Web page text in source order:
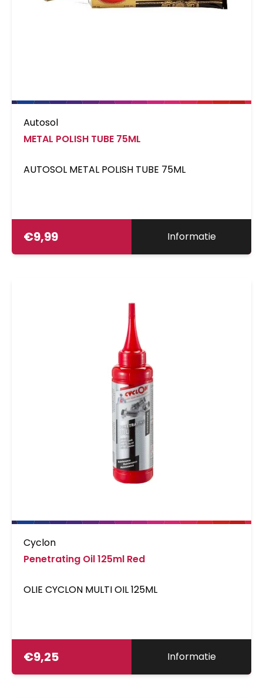
Autosol
METAL POLISH TUBE 75ML
AUTOSOL METAL POLISH TUBE 75ML
€9,99 Informatie
Cyclon
Penetrating Oil 125ml Red
OLIE CYCLON MULTI OIL 125ML
€9,25 Informatie